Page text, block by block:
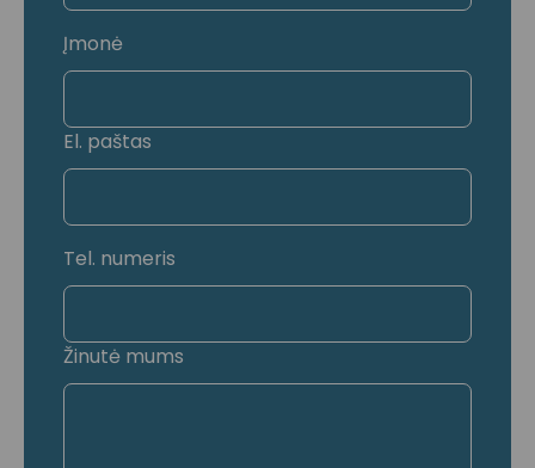
Įmonė
El. paštas
Tel. numeris
Žinutė mums